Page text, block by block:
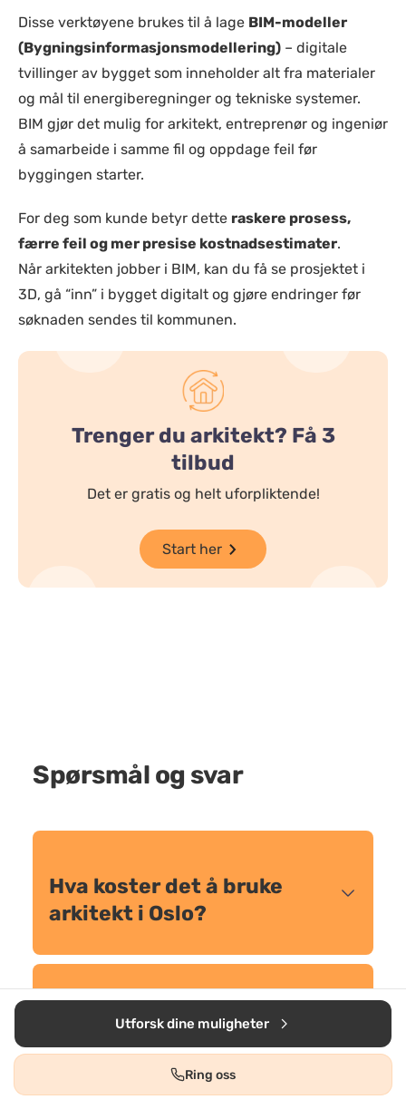
Disse verktøyene brukes til å lage BIM-modeller
(Bygningsinformasjonsmodellering) – digitale
tvillinger av bygget som inneholder alt fra materialer
og mål til energiberegninger og tekniske systemer.
BIM gjør det mulig for arkitekt, entreprenør og ingeniør
å samarbeide i samme fil og oppdage feil før
byggingen starter.
For deg som kunde betyr dette raskere prosess,
færre feil og mer presise kostnadsestimater.
Når arkitekten jobber i BIM, kan du få se prosjektet i
3D, gå “inn” i bygget digitalt og gjøre endringer før
søknaden sendes til kommunen.
Trenger du arkitekt? Få 3
tilbud
Det er gratis og helt uforpliktende!
Start her
Spørsmål og svar
Hva koster det å bruke
arkitekt i Oslo?
Er arkitekt påkrevd for
byggesøknad?
Utforsk dine muligheter
Ring oss